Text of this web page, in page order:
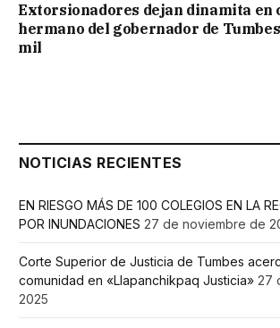
Extorsionadores dejan dinamita en
hermano del gobernador de
mil
NOTICIAS RECIENTES
EN RIESGO MÁS DE 100 COLEGIOS EN LA
POR INUNDACIONES 27 de noviembre de
Corte Superior de Justicia de Tumbes
comunidad en «Llapanchikpaq Justicia» 27
2025